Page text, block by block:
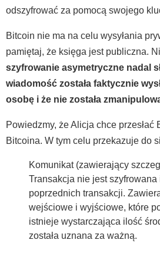
odszyfrować za pomocą swojego
Bitcoin nie ma na celu wysyłania
pamiętaj, że księga jest publiczna.
szyfrowanie asymetryczne nadal
wiadomość została faktycznie
osobę i że nie została
Powiedzmy, że Alicja chce przesłać
Bitcoina. W tym celu przekazuje do
Komunikat (zawierający
Transakcja nie jest
poprzednich transakcji.
wejściowe i wyjściowe, które
istnieje wystarczająca ilość
została uznana za ważną.